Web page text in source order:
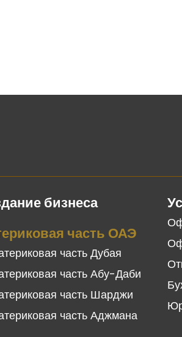
бизнеса
часть ОАЭ
часть Дубая
часть Абу-Даби
часть Шарджи
часть Аджмана